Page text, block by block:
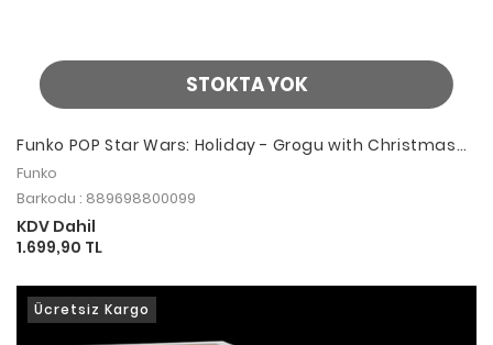
STOKTA YOK
Funko POP Star Wars: Holiday - Grogu with Christmas
Cookie
Funko
Barkodu : 889698800099
KDV Dahil
1.699,90 TL
Ücretsiz Kargo